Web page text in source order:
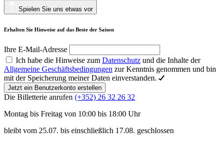
Spielen Sie uns etwas vor
Erhalten Sie Hinweise auf das Beste der Saison
Ihre E-Mail-Adresse
Ich habe die Hinweise zum Datenschutz und die Inhalte der
Allgemeine Geschäftsbedingungen zur Kenntnis genommen und bin
mit der Speicherung meiner Daten einverstanden.
Jetzt ein Benutzerkonto erstellen
Die Billetterie anrufen (+352) 26 32 26 32
Montag bis Freitag von 10:00 bis 18:00 Uhr
bleibt vom 25.07. bis einschließlich 17.08. geschlossen